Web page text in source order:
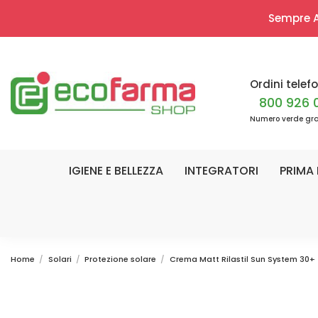
Sempre
Ordini
800 926
Numero verde
IGIENE E BELLEZZA INTEGRATORI PRIMA
Home Solari Protezione solare Crema Matt Rilastil Sun System